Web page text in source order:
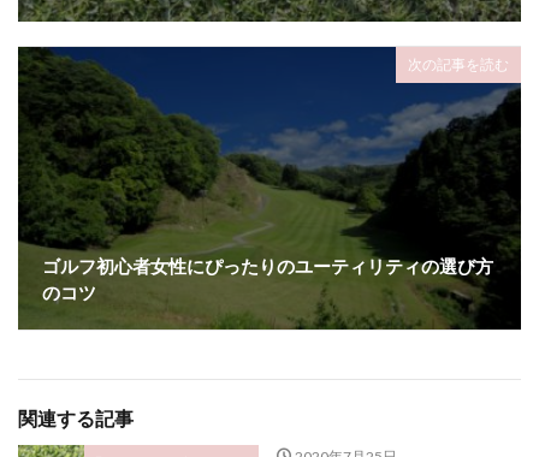
次の記事を読む
ゴルフ初心者女性にぴったりのユーティリティの選び方
のコツ
関連する記事